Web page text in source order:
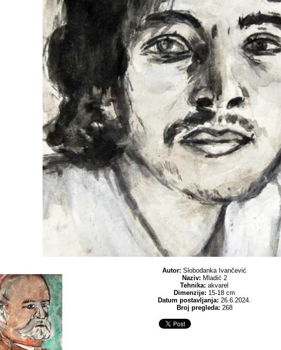
Autor: Slobodanka Ivančević
Naziv: Mladić 2
Tehnika: akvarel
Dimenzije: 15-18 cm
Datum postavljanja: 26.6.2024.
Broj pregleda: 268